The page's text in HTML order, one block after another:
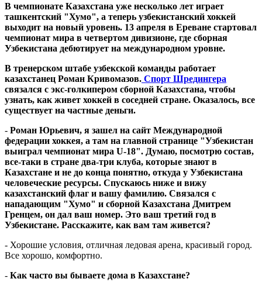
В чемпионате Казахстана уже несколько лет играет
ташкентский "Хумо", а теперь узбекистанский хоккей
выходит на новый уровень. 13 апреля в Ереване стартовал
чемпионат мира в четвертом дивизионе, где сборная
Узбекистана дебютирует на международном уровне.
В тренерском штабе узбекской команды работает
казахстанец Роман Кривомазов. Спорт Шредингера
связался с экс-голкипером сборной Казахстана, чтобы
узнать, как живет хоккей в соседней стране. Оказалось, все
существует на частные деньги.
- Роман Юрьевич, я зашел на сайт Международной
федерации хоккея, а там на главной странице "Узбекистан
выиграл чемпионат мира U-18". Думаю, посмотрю состав,
все-таки в стране два-три клуба, которые знают в
Казахстане и не до конца понятно, откуда у Узбекистана
человеческие ресурсы. Спускаюсь ниже и вижу
казахстанский флаг и вашу фамилию. Связался с
нападающим "Хумо" и сборной Казахстана Дмитрем
Гренцем, он дал ваш номер. Это ваш третий год в
Узбекистане. Расскажите, как вам там живется?
- Хорошие условия, отличная ледовая арена, красивый город.
Все хорошо, комфортно.
- Как часто вы бываете дома в Казахстане?